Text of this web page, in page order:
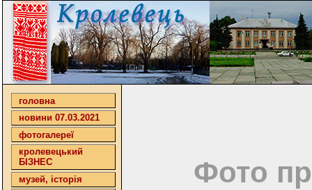
головна
новини 07.03.2021
фотогалереї
кролевецький
БІЗНЕС
музей, історія
Фото